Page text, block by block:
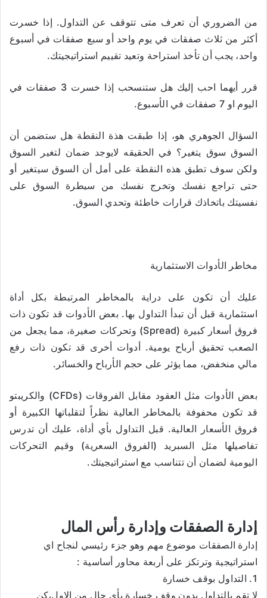
من الضروري أن تعرف متى تتوقف عن التداول. إذا خسرت
أكثر من ثلاث صفقات في يوم واحد أو سبع صفقات في أسبوع
واحد، يجب أن تأخذ استراحة وتعيد تقييم استراتيجيتك.
قرر أيهما احب إليك هل ستنسحب إذا خسرت 3 صفقات في
اليوم او 7 صفقات في الأسبوع.
السؤال الجوهري هو، إذا طبقت هذة النقطة هل ستضمن أن
السوق سوق يتغير؟ في الحقيقه لايوجد ضمان لتغير السوق
ولكن سوف تطبق هذه النقطة على أمل أن السوق سيتغير أو
حتى تراجع نفسك وتخرج نفسك من سيطرة السوق على
نفسيتك باتخاذك قرارات خاطئة وتحدي السوق.
مخاطر الأدوات الاستثمارية
عليك أن تكون على دراية بالمخاطر المرتبطة بكل أداة
استثمارية قبل أن تبدأ التداول بها. بعض الأدوات قد تكون ذات
فروق أسعار كبيرة (Spread) وتحركات صغيرة، مما يجعل من
الصعب تحقيق أرباح يومية. أدوات أخرى قد تكون ذات رفع
مالي منخفض، مما يؤثر على حجم الأرباح والخسائر.
بعض الأدوات مثل العقود مقابل الفروقات (CFDs) والكريبتو
قد تكون محفوفة بالمخاطر العالية نظراً لتقلباتها الكبيرة أو
فروق الأسعار العالية. قبل التداول بأي أداة، عليك أن تدرس
تفاصيلها مثل السبريد (الفروق السعرية) وقيم التحركات
اليومية لضمان أن تتناسب مع استراتيجيتك.
إدارة الصفقات وإدارة رأس المال
إدارة الصفقات موضوع مهم وهو جزء رئيسي لنجاح اي
استراتيجية وترتكز على أربعة محاور أساسية :
1. التداول بوقف خسارة
لا تقم بالتداول بدون وقف خسارة بأي حال من الاول،كن